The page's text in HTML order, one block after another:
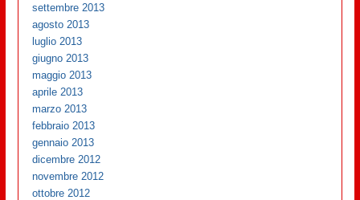
settembre 2013
agosto 2013
luglio 2013
giugno 2013
maggio 2013
aprile 2013
marzo 2013
febbraio 2013
gennaio 2013
dicembre 2012
novembre 2012
ottobre 2012